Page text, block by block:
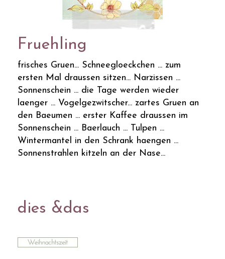
Fruehling
frisches Gruen... Schneegloeckchen ... zum
ersten Mal draussen sitzen... Narzissen ...
Sonnenschein ... die Tage werden wieder
laenger ... Vogelgezwitscher... zartes Gruen an
den Baeumen ... erster Kaffee draussen im
Sonnenschein ... Baerlauch ... Tulpen ...
Wintermantel in den Schrank haengen ...
Sonnenstrahlen kitzeln an der Nase...
dies &das